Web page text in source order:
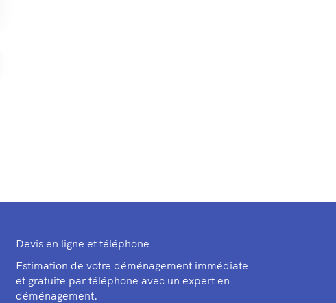
Devis en ligne et téléphone
Estimation de votre déménagement immédiate
et gratuite par téléphone avec un expert en
déménagement.